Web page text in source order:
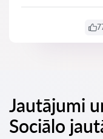
Jautājumi
Sociālo